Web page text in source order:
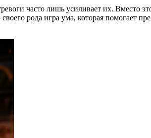
часто лишь усиливает их. Вместо
рода игра ума, которая помогает